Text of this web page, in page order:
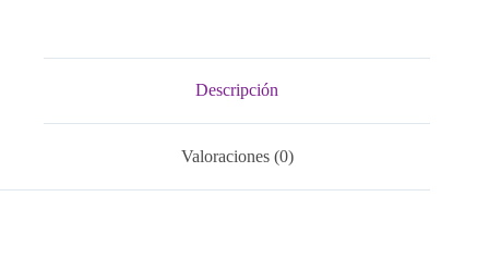
Descripción
Valoraciones (0)